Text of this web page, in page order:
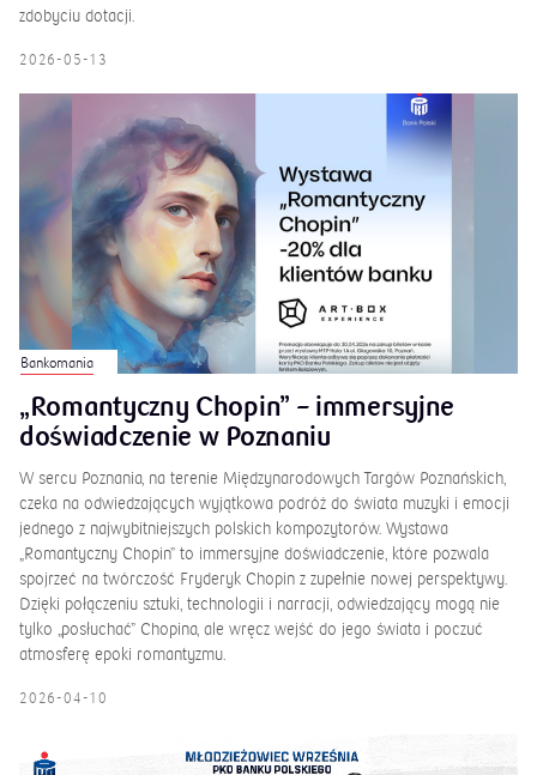
zdobyciu dotacji.
2026-05-13
Bankomania
„Romantyczny Chopin” – immersyjne
doświadczenie w Poznaniu
W sercu Poznania, na terenie Międzynarodowych Targów Poznańskich,
czeka na odwiedzających wyjątkowa podróż do świata muzyki i emocji
jednego z najwybitniejszych polskich kompozytorów. Wystawa
„Romantyczny Chopin” to immersyjne doświadczenie, które pozwala
spojrzeć na twórczość Fryderyk Chopin z zupełnie nowej perspektywy.
Dzięki połączeniu sztuki, technologii i narracji, odwiedzający mogą nie
tylko „posłuchać” Chopina, ale wręcz wejść do jego świata i poczuć
atmosferę epoki romantyzmu.
2026-04-10